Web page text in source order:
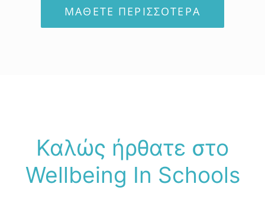
ΜΆΘΕΤΕ ΠΕΡΙΣΣΌΤΕΡΑ
Καλώς ήρθατε στο
Wellbeing In Schools